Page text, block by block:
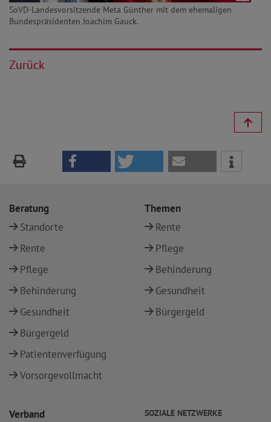
SoVD-Landesvorsitzende Meta Günther mit dem ehemaligen
Bundespräsidenten Joachim Gauck.
Zurück
Beratung
Standorte
Rente
Pflege
Behinderung
Gesundheit
Bürgergeld
Patientenverfügung
Vorsorgevollmacht
Themen
Rente
Pflege
Behinderung
Gesundheit
Bürgergeld
Verband SOZIALE NETZWERKE